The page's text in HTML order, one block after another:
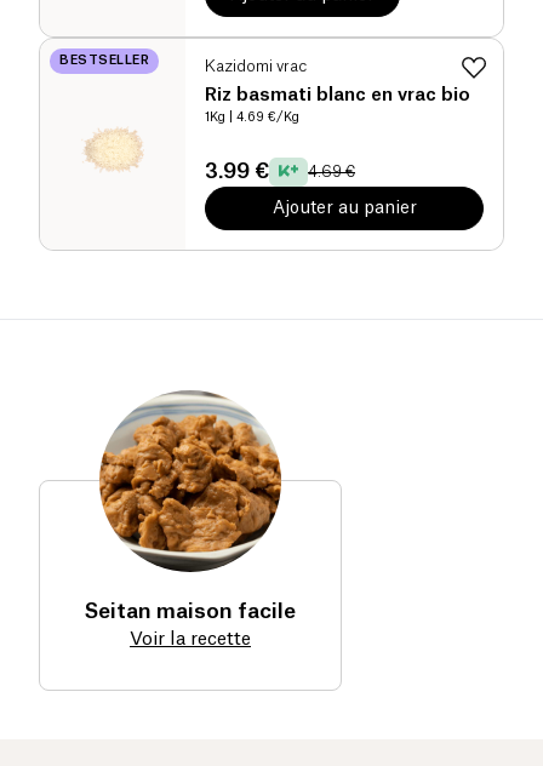
BESTSELLER Kazidomi vrac
Riz basmati blanc en vrac bio
1Kg | 4.69 €/Kg
3.99 € 4.69 €
Ajouter au panier
Seitan maison facile
Voir la recette